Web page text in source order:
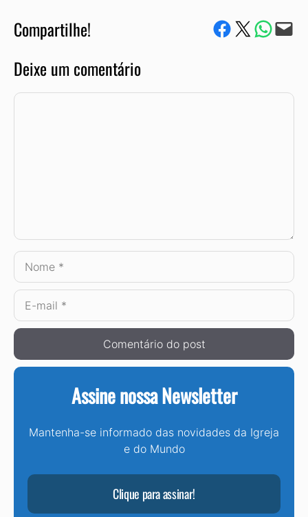
Compartilhe! Compartilhe no Facebook
Compartilhe no Twitter
Compartile via
Envie via e-mail
Deixe um comentário
Comentário
Nome
E-
mail
Assine nossa Newsletter
Mantenha-se informado das novidades da Igreja
e do Mundo
Clique para assinar!